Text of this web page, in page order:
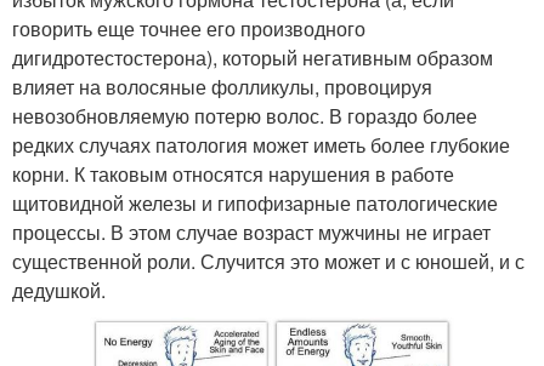
говорить еще точнее его производного
дигидротестостерона), который негативным образом
влияет на волосяные фолликулы, провоцируя
невозобновляемую потерю волос. В гораздо более
редких случаях патология может иметь более глубокие
корни. К таковым относятся нарушения в работе
щитовидной железы и гипофизарные патологические
процессы. В этом случае возраст мужчины не играет
существенной роли. Случится это может и с юношей, и с
дедушкой.